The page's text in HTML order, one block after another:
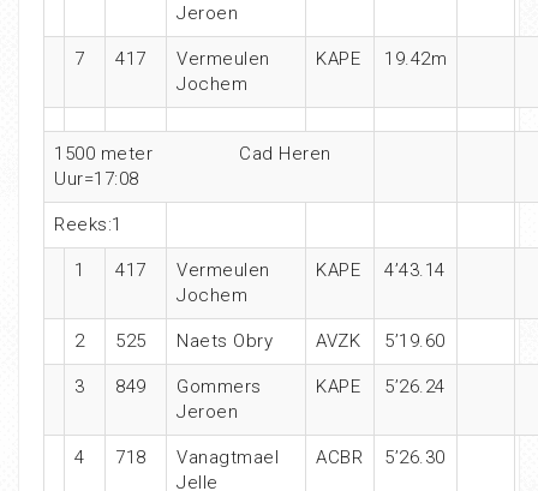
Jeroen
7 417
Vermeulen
Jochem
KAPE 19.42m
1500 meter Cad Heren
Uur=17:08
Reeks:1
1 417
Vermeulen
Jochem
KAPE 4’43.14
2 525 Naets Obry AVZK 5’19.60
3 849
Gommers
Jeroen
KAPE 5’26.24
4 718
Vanagtmael
Jelle
ACBR 5’26.30